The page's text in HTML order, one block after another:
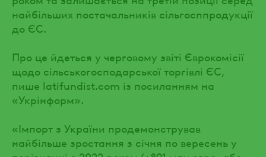
найбільших постачальників сільгосппродукції
до ЄС.
Про це йдеться у черговому звіті Єврокомісії
щодо сільськогосподарської торгівлі ЄС,
пише latifundist.com із посиланням на
«Укрінформ».
«Імпорт з України продемонстрував
найбільше зростання з січня по вересень у